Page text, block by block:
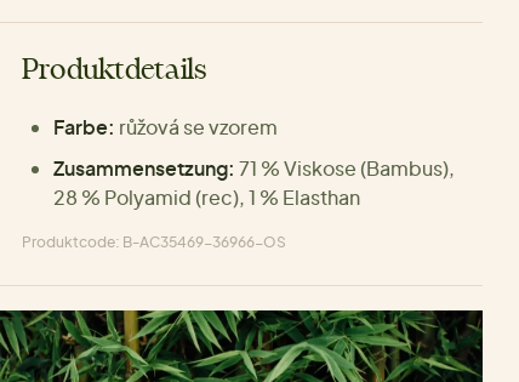
Produktdetails
Farbe: růžová se vzorem
Zusammensetzung: 71 % Viskose (Bambus),
28 % Polyamid (rec), 1 % Elasthan
Produktcode: B-AC35469-36966-OS